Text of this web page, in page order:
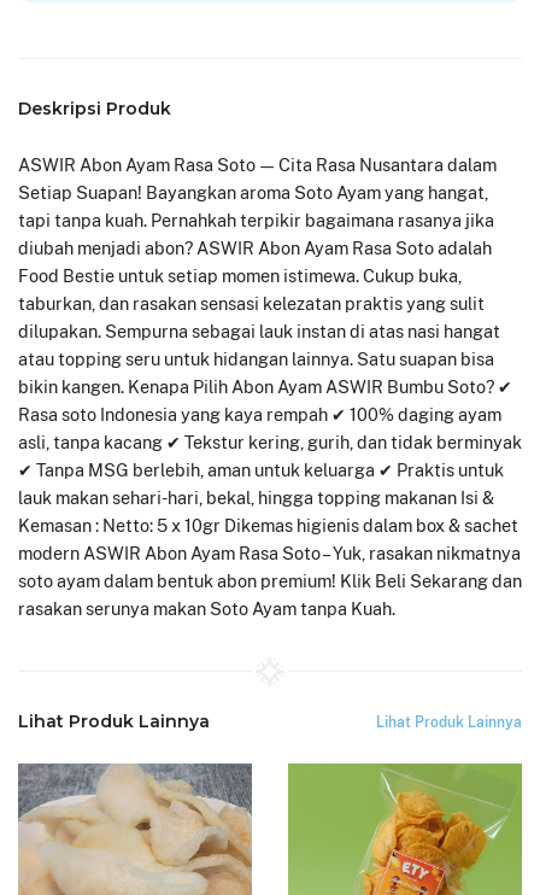
Deskripsi Produk
ASWIR Abon Ayam Rasa Soto — Cita Rasa Nusantara dalam
Setiap Suapan! Bayangkan aroma Soto Ayam yang hangat,
tapi tanpa kuah. Pernahkah terpikir bagaimana rasanya jika
diubah menjadi abon? ASWIR Abon Ayam Rasa Soto adalah
Food Bestie untuk setiap momen istimewa. Cukup buka,
taburkan, dan rasakan sensasi kelezatan praktis yang sulit
dilupakan. Sempurna sebagai lauk instan di atas nasi hangat
atau topping seru untuk hidangan lainnya. Satu suapan bisa
bikin kangen. Kenapa Pilih Abon Ayam ASWIR Bumbu Soto? ✔
Rasa soto Indonesia yang kaya rempah ✔ 100% daging ayam
asli, tanpa kacang ✔ Tekstur kering, gurih, dan tidak berminyak
✔ Tanpa MSG berlebih, aman untuk keluarga ✔ Praktis untuk
lauk makan sehari-hari, bekal, hingga topping makanan Isi &
Kemasan : Netto: 5 x 10gr Dikemas higienis dalam box & sachet
modern ASWIR Abon Ayam Rasa Soto – Yuk, rasakan nikmatnya
soto ayam dalam bentuk abon premium! Klik Beli Sekarang dan
rasakan serunya makan Soto Ayam tanpa Kuah.
Lihat Produk Lainnya Lihat Produk Lainnya